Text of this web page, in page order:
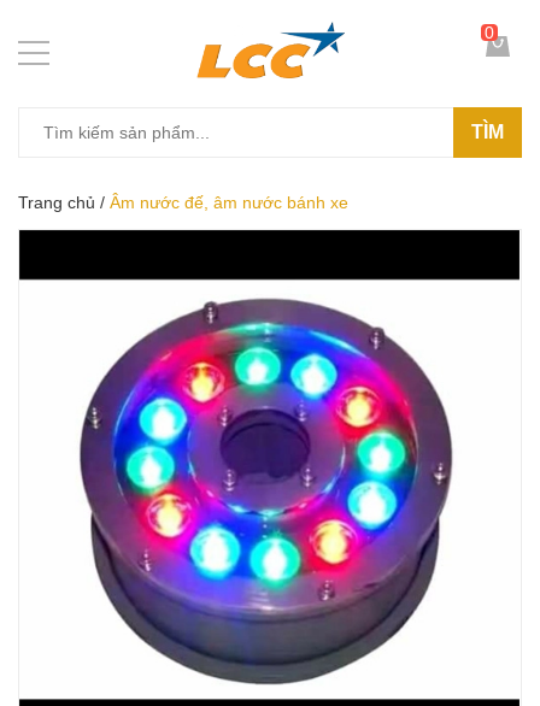
TÌM
0
Trang chủ / Âm nước đế, âm nước bánh xe